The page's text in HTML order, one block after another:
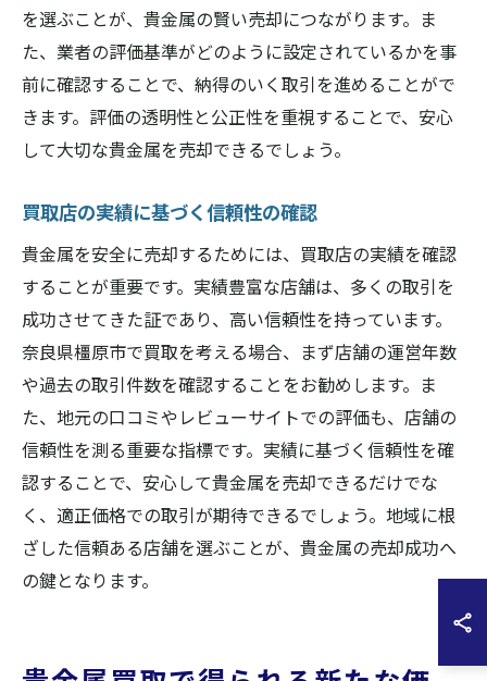
を選ぶことが、貴金属の賢い売却につながります。ま
た、業者の評価基準がどのように設定されているかを事
前に確認することで、納得のいく取引を進めることがで
きます。評価の透明性と公正性を重視することで、安心
して大切な貴金属を売却できるでしょう。
買取店の実績に基づく信頼性の確認
貴金属を安全に売却するためには、買取店の実績を確認
することが重要です。実績豊富な店舗は、多くの取引を
成功させてきた証であり、高い信頼性を持っています。
奈良県橿原市で買取を考える場合、まず店舗の運営年数
や過去の取引件数を確認することをお勧めします。ま
た、地元の口コミやレビューサイトでの評価も、店舗の
信頼性を測る重要な指標です。実績に基づく信頼性を確
認することで、安心して貴金属を売却できるだけでな
く、適正価格での取引が期待できるでしょう。地域に根
ざした信頼ある店舗を選ぶことが、貴金属の売却成功へ
の鍵となります。